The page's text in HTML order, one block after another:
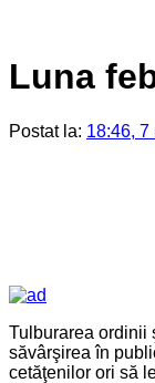
Luna
Postat la: 18:46, 7
Tulburarea ordinii
săvârşirea în
cetăţenilor ori să